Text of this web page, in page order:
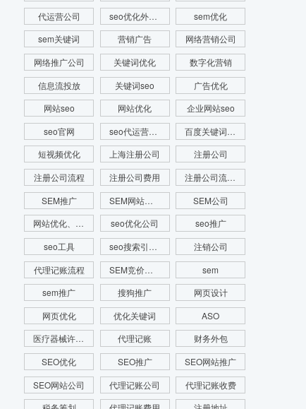
代运营公司
seo优化外包公司
sem优化
sem关键词
营销广告
网络营销公司
网络推广公司
关键词优化
数字化营销
信息流投放
关键词seo
广告优化
网站seo
网站优化
企业网站seo
seo官网
seo代运营公司
百度关键词优化
短视频优化
上海注册公司
注册公司
注册公司流程
注册公司费用
注册公司流程及费用
SEM推广
SEM网站推广
SEM公司
网站优化、SEM推广、SEM托管、关键词推广
seo优化公司
seo推广
seo工具
seo搜索引擎优化
注销公司
代理记账流程
SEM竞价推广
sem
sem推广
搜狗推广
网页设计
网页优化
优化关键词
ASO
医疗器械许可证
代理记账
财务外包
SEO优化
SEO推广
SEO网站推广
SEO网站公司
代理记账公司
代理记账收费